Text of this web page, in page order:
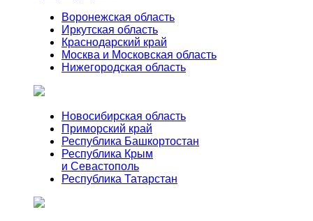
Воронежская область
Иркутская область
Краснодарский край
Москва и Московская область
Нижегородская область
Новосибирская область
Приморский край
Республика Башкортостан
Республика Крым
и Севастополь
Республика Татарстан